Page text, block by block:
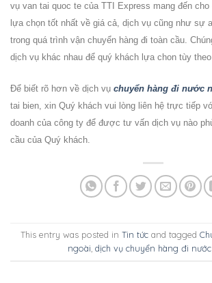
vụ van tai quoc te của TTI Express mang đến
lựa chọn tốt nhất về giá cả, dịch vụ cũng như sự
trong quá trình vận chuyển hàng đi toàn cầu.
dịch vụ khác nhau để quý khách lựa chon tùy
Để biết rõ hơn về dịch vụ chuyển hàng đi nước
tai bien, xin Quý khách vui lòng liên hệ trực tiếp
doanh của công ty để được tư vấn dịch vụ nào
cầu của Quý khách.
This entry was posted in Tin tứcand tagged
ngoài, dịch vụ chuyển hàng đi